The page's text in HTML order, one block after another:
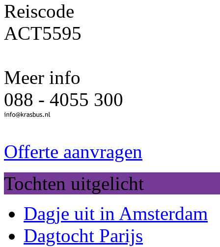
Reiscode
ACT5595
Meer info
088 - 4055 300
Offerte aanvragen
Tochten uitgelicht
Dagje uit in Amsterdam
Dagtocht Parijs